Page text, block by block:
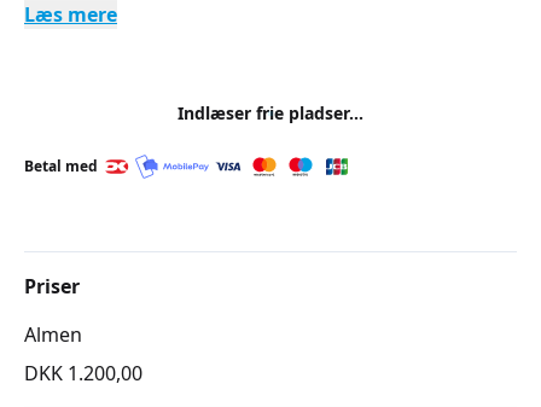
Læs mere
Indlæser frie pladser...
Betal med
Priser
Almen
DKK 1.200,00